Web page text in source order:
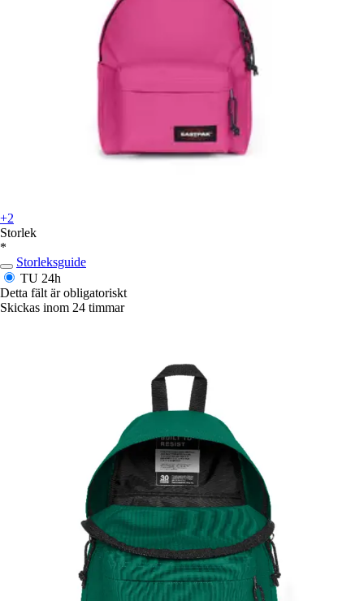
+2
Storlek
*
Storleksguide
TU 24h
Detta fält är obligatoriskt
Skickas inom 24 timmar